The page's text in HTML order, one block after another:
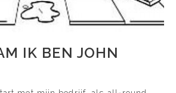
IK BEN JOHN